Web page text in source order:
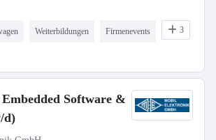
Weiterbildungen Firmenevents 3
Software &
d)